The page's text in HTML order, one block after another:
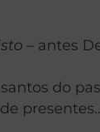
– antes
do